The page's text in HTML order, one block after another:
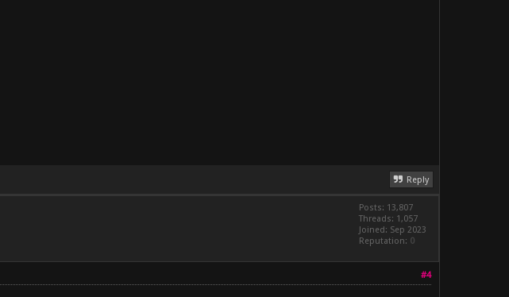
Reply
Posts: 13,807
Threads: 1,057
Joined: Sep 2023
Reputation: 0
#4